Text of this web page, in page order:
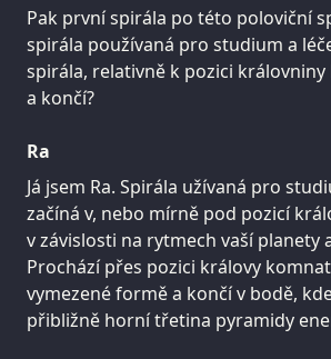
Pak první spirála po této poloviční
spirála používaná pro studium a
spirála, relativně k pozici královniny
a končí?
Ra
Já jsem Ra. Spirála užívaná pro
začíná v, nebo mírně pod pozicí
v závislosti na rytmech vaší planety
Prochází přes pozici královy
vymezené formě a končí v bodě,
přibližně horní třetina pyramidy